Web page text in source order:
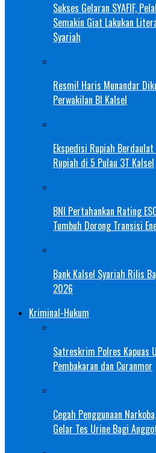
Sukses Gelaran SYAFIF,
Semakin Giat Lakukan
Syariah
Resmi! Haris Munandar
Perwakilan BI Kalsel
Ekspedisi Rupiah
Rupiah di 5 Pulau 3T Kalsel
BNI Pertahankan Rating
Tumbuh Dorong Transisi
Bank Kalsel Syariah Rilis
2026
Kriminal-Hukum
Satreskrim Polres Kapuas
Pembakaran dan Curanmor
Cegah Penggunaan
Gelar Tes Urine Bagi